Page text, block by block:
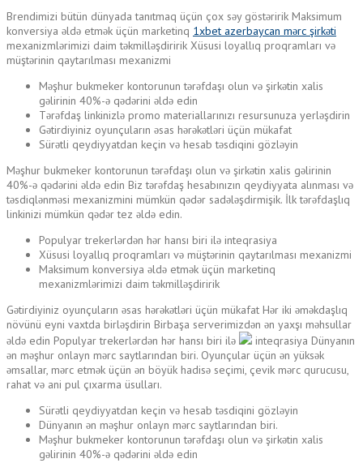
Brendimizi bütün dünyada tanıtmaq üçün çox səy göstəririk Maksimum
konversiya əldə etmək üçün marketinq 1xbet azerbaycan mərc şirkəti
mexanizmlərimizi daim təkmilləşdiririk Xüsusi loyallıq proqramları və
müştərinin qaytarılması mexanizmi
Məşhur bukmeker kontorunun tərəfdaşı olun və şirkətin xalis
gəlirinin 40%-ə qədərini əldə edin
Tərəfdaş linkinizlə promo materiallarınızı resursunuza yerləşdirin
Gətirdiyiniz oyunçuların əsas hərəkətləri üçün mükafat
Sürətli qeydiyyatdan keçin və hesab təsdiqini gözləyin
Məşhur bukmeker kontorunun tərəfdaşı olun və şirkətin xalis gəlirinin
40%-ə qədərini əldə edin Biz tərəfdaş hesabınızın qeydiyyata alınması və
təsdiqlənməsi mexanizmini mümkün qədər sadələşdirmişik. İlk tərəfdaşlıq
linkinizi mümkün qədər tez əldə edin.
Populyar trekerlərdən hər hansı biri ilə inteqrasiya
Xüsusi loyallıq proqramları və müştərinin qaytarılması mexanizmi
Maksimum konversiya əldə etmək üçün marketinq
mexanizmlərimizi daim təkmilləşdiririk
Gətirdiyiniz oyunçuların əsas hərəkətləri üçün mükafat Hər iki əməkdaşlıq
növünü eyni vaxtda birləşdirin Birbaşa serverimizdən ən yaxşı məhsullar
əldə edin Populyar trekerlərdən hər hansı biri ilə
inteqrasiya Dünyanın
ən məşhur onlayn mərc saytlarından biri. Oyunçular üçün ən yüksək
əmsallar, mərc etmək üçün ən böyük hadisə seçimi, çevik mərc qurucusu,
rahat və ani pul çıxarma üsulları.
Sürətli qeydiyyatdan keçin və hesab təsdiqini gözləyin
Dünyanın ən məşhur onlayn mərc saytlarından biri.
Məşhur bukmeker kontorunun tərəfdaşı olun və şirkətin xalis
gəlirinin 40%-ə qədərini əldə edin